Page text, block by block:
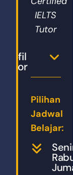
IELTS
Tutor
Profil
Tutor
Pilihan
Jadwal
Belajar:
Senin,
Rabu,